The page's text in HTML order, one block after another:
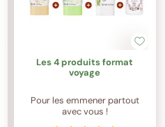
Les 4 produits format
voyage
Pour les emmener partout
avec vous !